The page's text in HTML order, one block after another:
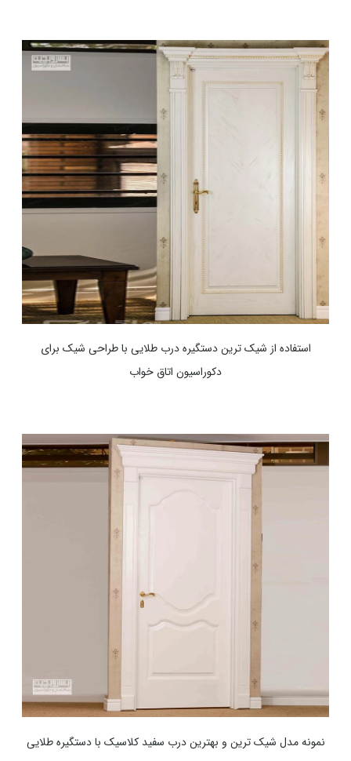
استفاده از شیک ترین دستگیره درب طلایی با طراحی شیک برای
دکوراسیون اتاق خواب
نمونه مدل شیک ترین و بهترین درب سفید کلاسیک با دستگیره طلایی